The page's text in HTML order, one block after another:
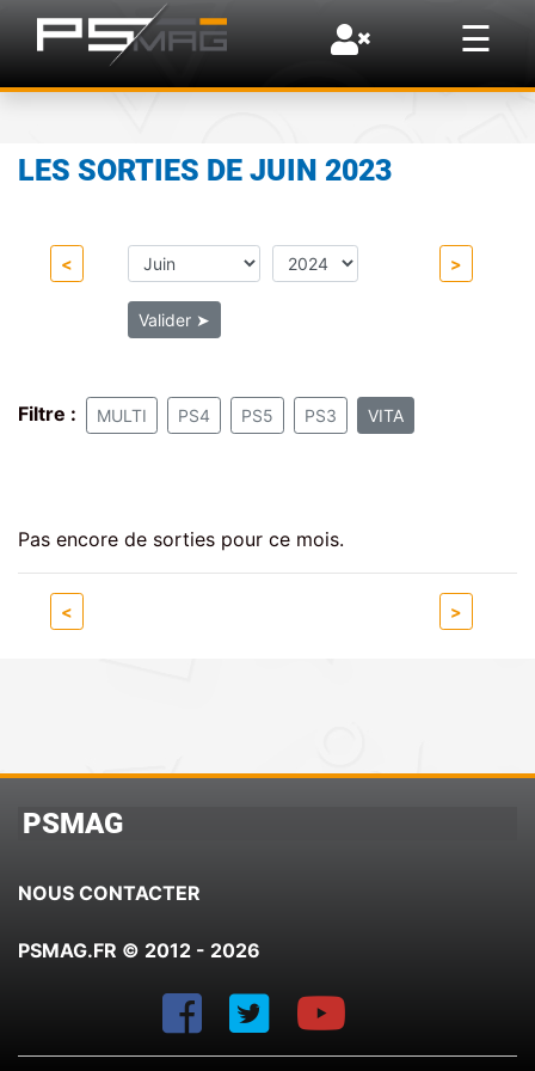
☰
×
LES SORTIES DE JUIN 2023
<
Valider ➤
>
Filtre : MULTI PS4 PS5 PS3 VITA
Pas encore de sorties pour ce mois.
< >
PSMAG
NOUS CONTACTER
PSMAG.FR © 2012 - 2026